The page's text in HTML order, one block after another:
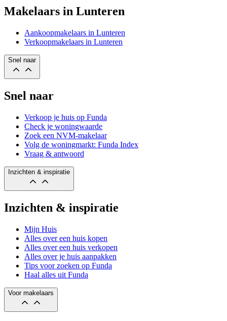
Makelaars in Lunteren
Aankoopmakelaars in Lunteren
Verkoopmakelaars in Lunteren
Snel naar
Snel naar
Verkoop je huis op Funda
Check je woningwaarde
Zoek een NVM-makelaar
Volg de woningmarkt: Funda Index
Vraag & antwoord
Inzichten & inspiratie
Inzichten & inspiratie
Mijn Huis
Alles over een huis kopen
Alles over een huis verkopen
Alles over je huis aanpakken
Tips voor zoeken op Funda
Haal alles uit Funda
Voor makelaars